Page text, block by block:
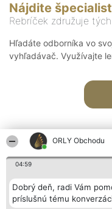
ORLY Obchodu
04:59
Dobrý deň, radi Vám
príslušnú tému
Nájdite
Rebríček združuje
Hľadáte odborníka vo
vyhľadávač. Využívajte
Organizátor hodnotenia
Bright Side Solutions sp. z o.
o. sp. k.